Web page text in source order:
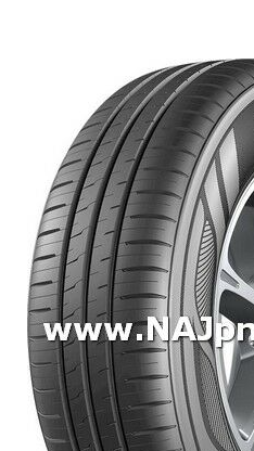
Osobné/crossover + malé
SUV/crossover + OFFRoad-
Dodávkové + malé úžitkové
Celoročné pneumatiky
Osobné/crossover + malé
SUV/crossover + OFFRoad-
Dodávkové + malé úžitkové